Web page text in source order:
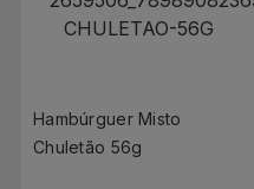
Hambúrguer Misto
Chuletão 56g